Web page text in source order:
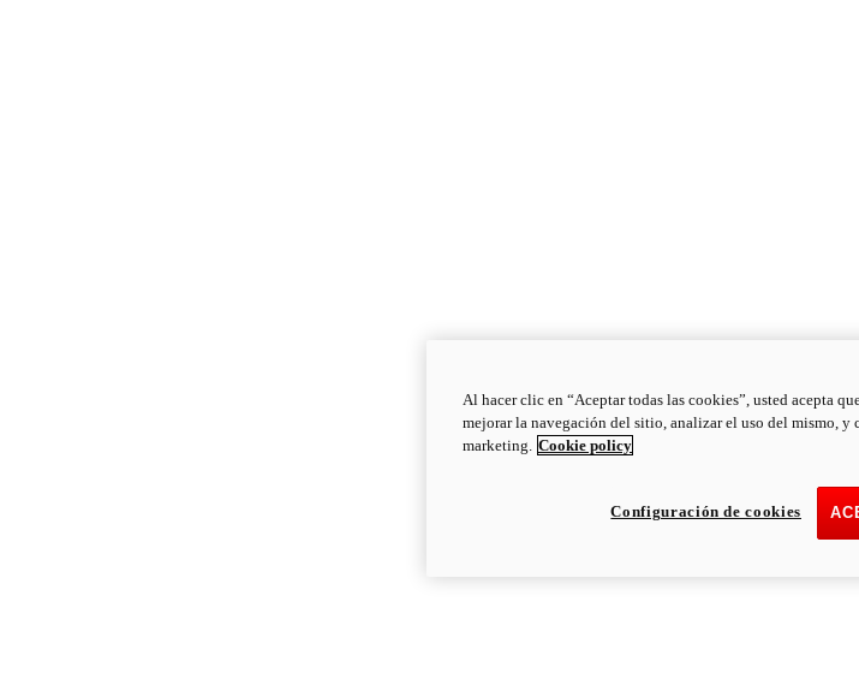
Al hacer clic en “Aceptar todas las cookies”, usted acepta
mejorar la navegación del sitio, analizar el uso del mismo, y
marketing. Cookie policy
Configuración de cookies